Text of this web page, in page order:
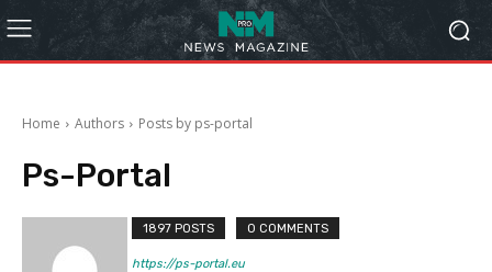
Home Authors Posts by ps-portal
Ps-Portal
1897 POSTS 0 COMMENTS
https://ps-portal.eu